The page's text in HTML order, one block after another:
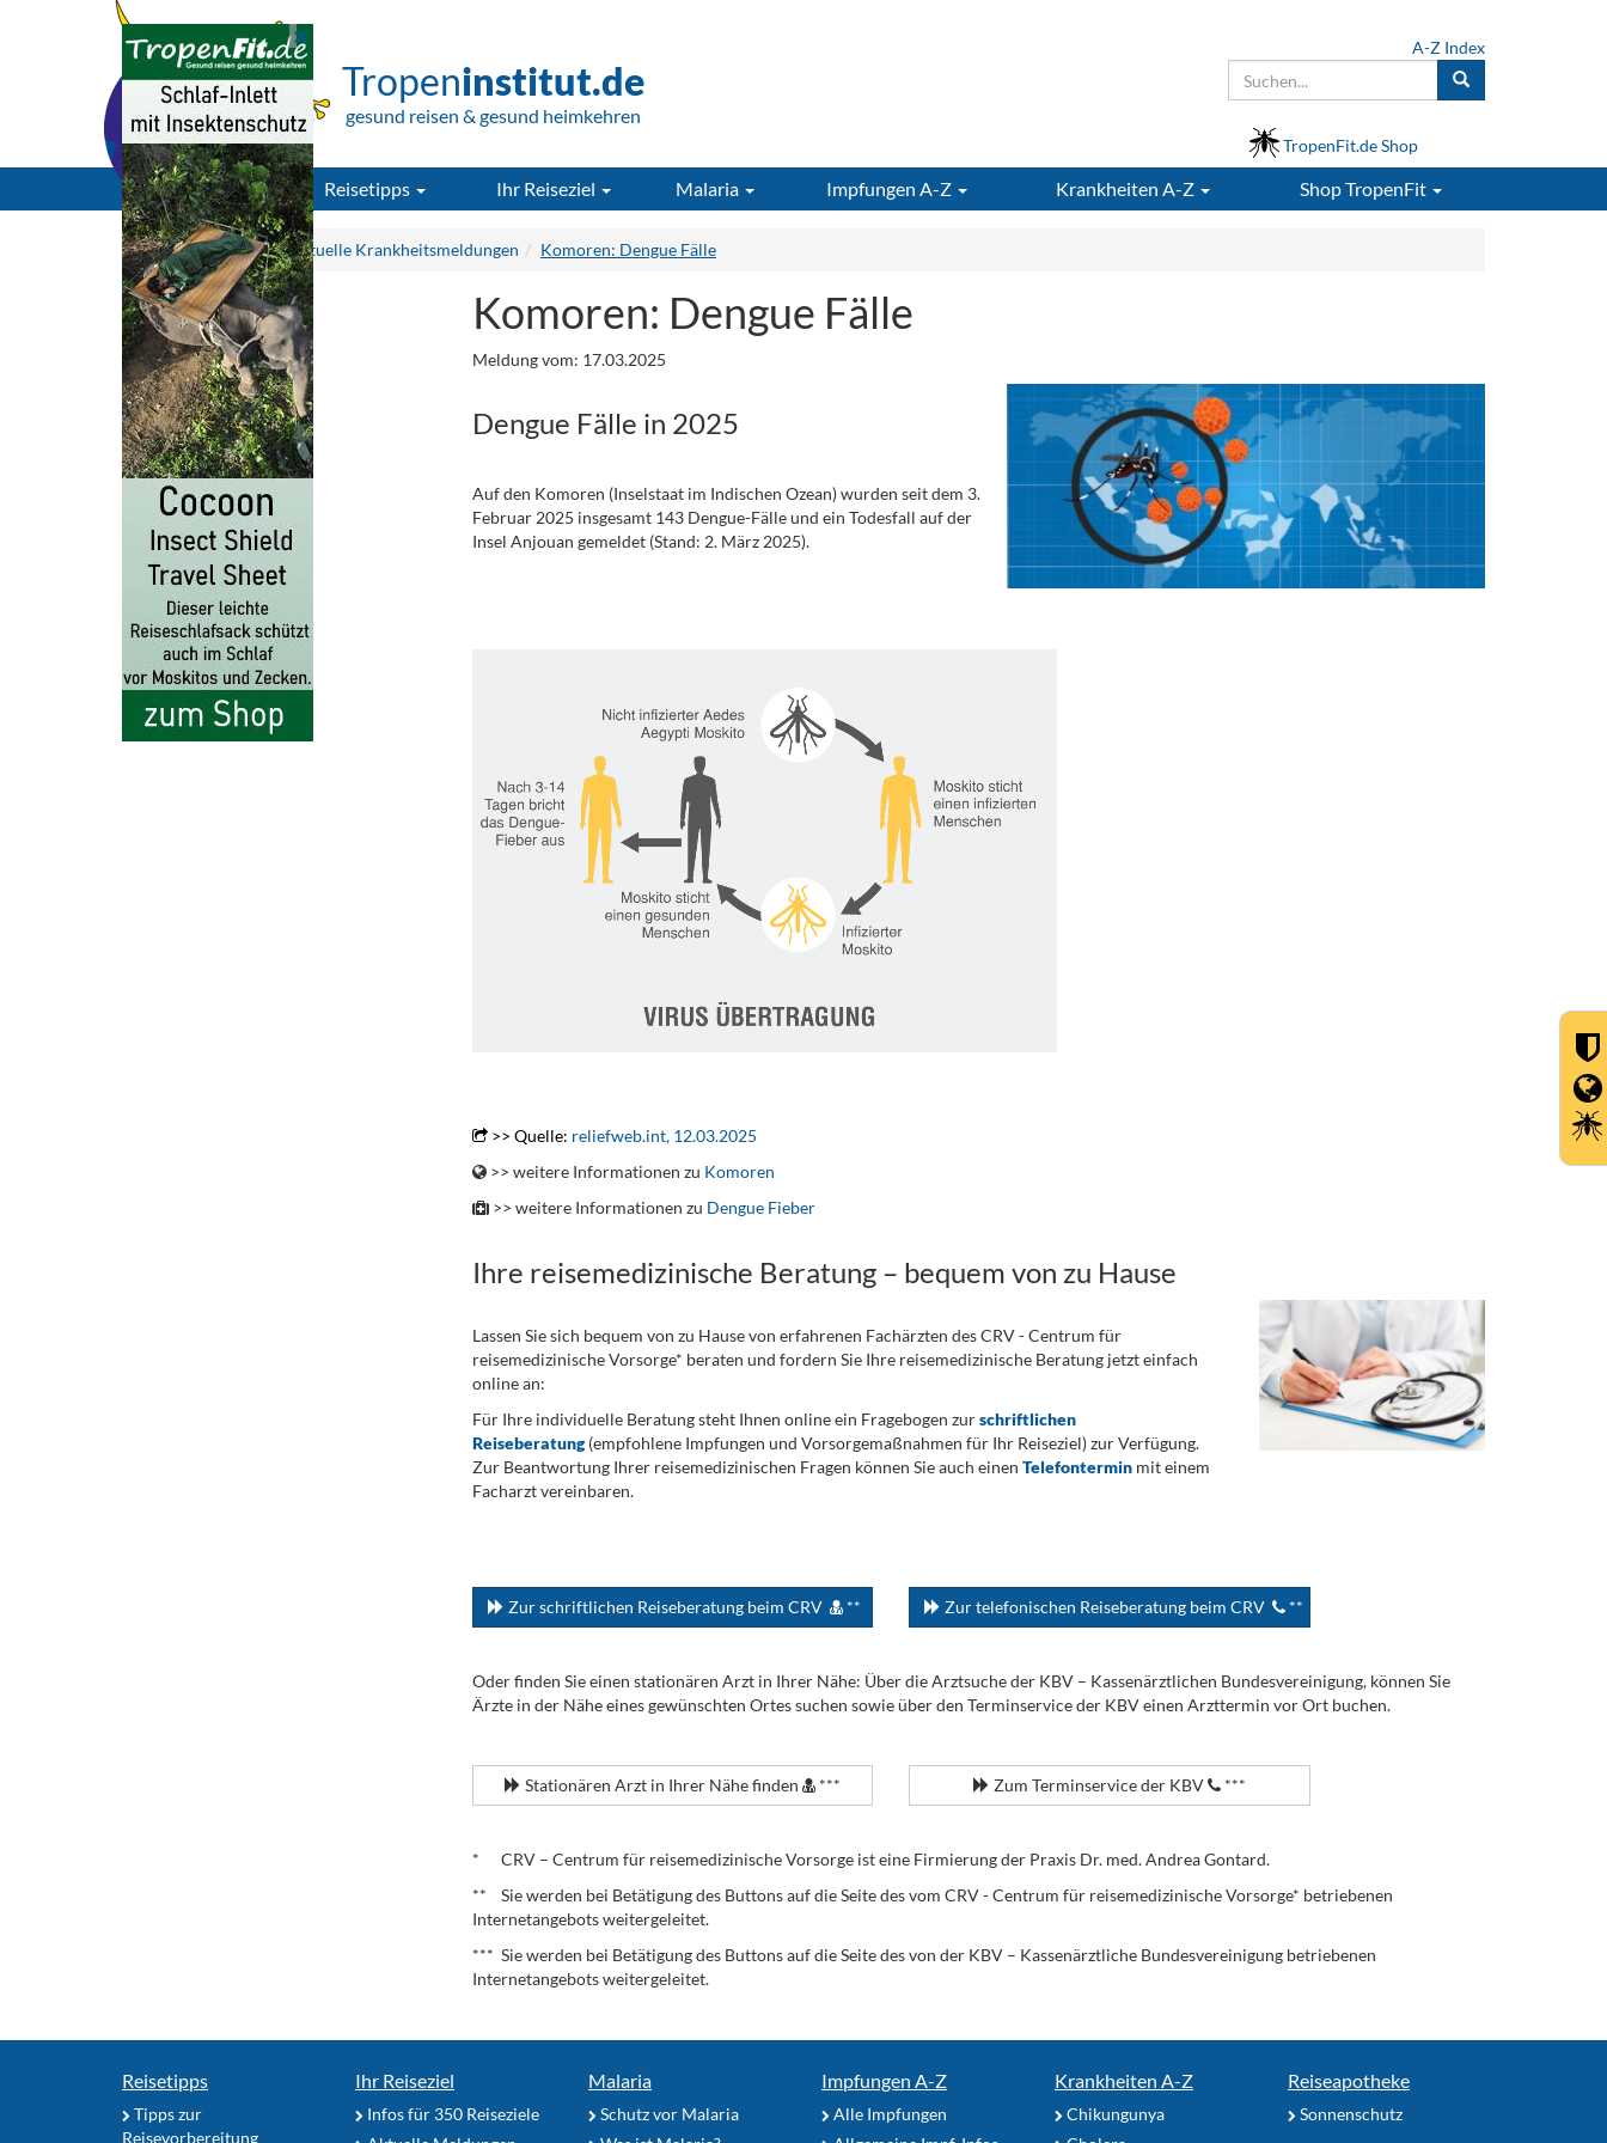
Tropeninstitut.de
gesund reisen & gesund heimkehren
A-Z Index
TropenFit.de Shop
Reisetipps Ihr Reiseziel Malaria Impfungen A-Z Krankheiten A-Z ShopTropenFit
Tropeninstitut.de Aktuelle Krankheitsmeldungen Komoren: Dengue Fälle
Komoren: Dengue Fälle
Meldung vom: 17.03.2025
Dengue Fälle in 2025
Auf den Komoren (Inselstaat im Indischen Ozean) wurden seit dem 3.
Februar 2025 insgesamt 143 Dengue-Fälle und ein Todesfall auf der
Insel Anjouan gemeldet (Stand: 2. März 2025).
>> Quelle: reliefweb.int, 12.03.2025
>> weitere Informationen zu Komoren
>> weitere Informationen zu Dengue Fieber
Ihre reisemedizinische Beratung – bequem von zu Hause
Lassen Sie sich bequem von zu Hause von erfahrenen Fachärzten des CRV - Centrum für
reisemedizinische Vorsorge* beraten und fordern Sie Ihre reisemedizinische Beratung jetzt einfach
online an:
Für Ihre individuelle Beratung steht Ihnen online ein Fragebogen zurschriftlichen
Reiseberatung(empfohlene Impfungen und Vorsorgemaßnahmen für Ihr Reiseziel) zur Verfügung.
Zur Beantwortung Ihrer reisemedizinischen Fragen können Sie auch einen Telefonterminmit einem
Facharzt vereinbaren.
Zur schriftlichen Reiseberatung beim CRV ** Zur telefonischen Reiseberatung beim CRV **
Oder finden Sie einen stationären Arzt in Ihrer Nähe: Über die Arztsuche der KBV – Kassenärztlichen Bundesvereinigung, können Sie
Ärzte in der Nähe eines gewünschten Ortes suchen sowie über den Terminservice der KBV einen Arzttermin vor Ort buchen.
Stationären Arzt in Ihrer Nähe finden *** Zum Terminservice der KBV ***
* CRV – Centrum für reisemedizinische Vorsorge ist eine Firmierung der Praxis Dr. med. Andrea Gontard.
** Sie werden bei Betätigung des Buttons auf die Seite des vom CRV - Centrum für reisemedizinische Vorsorge* betriebenen
Internetangebots weitergeleitet.
*** Sie werden bei Betätigung des Buttons auf die Seite des von der KBV – Kassenärztliche Bundesvereinigung betriebenen
Internetangebots weitergeleitet.
Reisetipps
Tipps zur
Reisevorbereitung
Ihr Reiseziel
Infos für 350 Reiseziele
Malaria
Schutz vor Malaria
Impfungen A-Z
Alle Impfungen
Krankheiten A-Z
Chikungunya
Reiseapotheke
Sonnenschutz